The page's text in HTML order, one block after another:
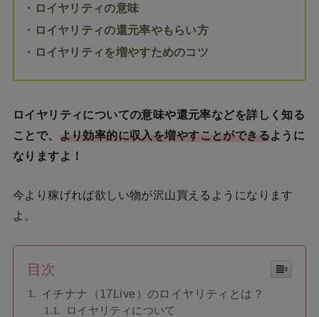
・ロイヤリティの意味
・ロイヤリティの還元率やもらい方
・ロイヤリティを増やすためのコツ
ロイヤリティについての意味や還元率などを詳しく知る
ことで、
より効率的に収入を増やすことができるように
なりますよ！
今より稼げれば欲しい物が沢山買えるようになります
よ。
目次
イチナナ（17Live）のロイヤリティとは？
ロイヤリティについて